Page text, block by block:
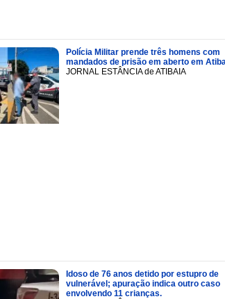
Polícia Militar prende três homens com
mandados de prisão em aberto em
JORNAL ESTÂNCIA de ATIBAIA
Idoso de 76 anos detido por estupro de
vulnerável; apuração indica outro caso
envolvendo 11 crianças.